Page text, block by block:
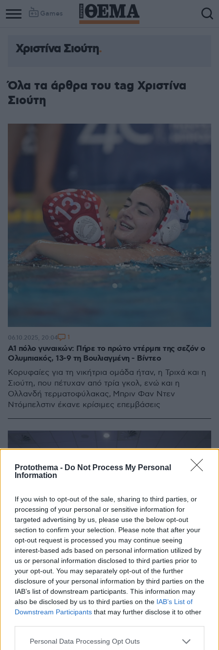
Protothema - Do Not Process My Personal
Information
If you wish to opt-out of the sale, sharing to third parties, or
processing of your personal or sensitive information for
targeted advertising by us, please use the below opt-out
section to confirm your selection. Please note that after your
opt-out request is processed you may continue seeing
interest-based ads based on personal information utilized by
us or personal information disclosed to third parties prior to
your opt-out. You may separately opt-out of the further
disclosure of your personal information by third parties on the
IAB’s list of downstream participants. This information may
also be disclosed by us to third parties on the IAB’s List of
Downstream Participants that may further disclose it to other
Please note that this website/app uses one or more Google
Personal Data Processing Opt Outs
Games
Χριστίνα Σιούτη
Όλα τα άρθρα του tag Χριστίνα
Σιούτη
Α1 πόλο γυναικών: Πήρε το πρώτο ντέρμπι της σεζόν ο
Ολυμπιακός, 13-9 τη Βουλιαγμένη - Βίντεο
Κορυφαίες για τη νικήτρια ομάδα ήταν, η Τριχά και η
Σιούτη, που πέτυχαν από τρία γκολ, ενώ και η
Ολλανδή τερματοφύλακας, Μπριν Φαν Ντεν
Ντόμπελστιν έκανε κρίσιμες επεμβάσεις
06.10.2025, 20:04 1
25.07.2025, 08:26 63